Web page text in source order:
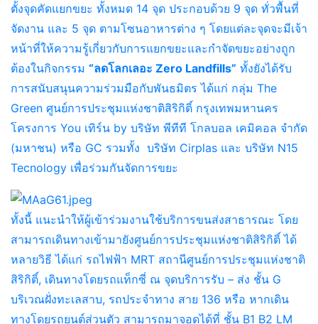
ตั้งจุดคัดแยกขยะ ทั้งหมด 14 จุด ประกอบด้วย 9 จุด ทั่วพื้นที่
จัดงาน และ 5 จุด ตามโซนอาหารต่าง ๆ โดยแต่ละจุดจะมีเจ้า
หน้าที่ให้ความรู้เกี่ยวกับการแยกขยะและกำจัดขยะอย่างถูก
ต้องในกิจกรรม “ลดโลกเลอะ Zero Landfills” ทั้งยังได้รับ
การสนับสนุนความร่วมมือกับพันธมิตร ได้แก่ กลุ่ม The
Green ศูนย์การประชุมแห่งชาติสิริกิติ์ กรุงเทพมหานคร
โครงการ You เทิร์น by บริษัท พีทีที โกลบอล เคมิคอล จำกัด
(มหาชน) หรือ GC รวมทั้ง บริษัท Cirplas และ บริษัท N15
Tecnology เพื่อร่วมกันจัดการขยะ
ทั้งนี้ แนะนำให้ผู้เข้าร่วมงานใช้บริการขนส่งสาธารณะ โดย
สามารถเดินทางเข้ามายังศูนย์การประชุมแห่งชาติสิริกิติ์ ได้
หลายวิธี ได้แก่ รถไฟฟ้า MRT สถานีศูนย์การประชุมแห่งชาติ
สิริกิติ์, เดินทางโดยรถแท็กซี่ ณ จุดบริการรับ – ส่ง ชั้น G
บริเวณฝั่งทะเลสาบ, รถประจำทาง สาย 136 หรือ หากเดิน
ทางโดยรถยนต์ส่วนตัว สามารถมาจอดได้ที่ ชั้น B1 B2 LM